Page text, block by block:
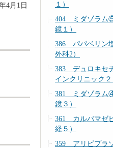
4月1日
１）
404 ミダゾラム
鏡１）
386 パパベリン
外科2）
383 デュロキセ
インクリニック２
381 ミダゾラム
鏡３）
361 カルバマゼ
経５）
359 アリピプラ